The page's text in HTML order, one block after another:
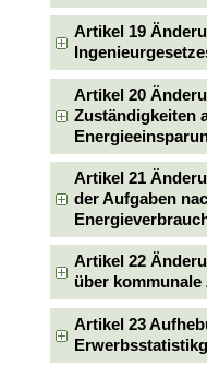
Artikel 19
Artikel 20
Zuständigkeiten
Artikel 21
der Aufgaben
Artikel 22
über kommunale
Artikel 23